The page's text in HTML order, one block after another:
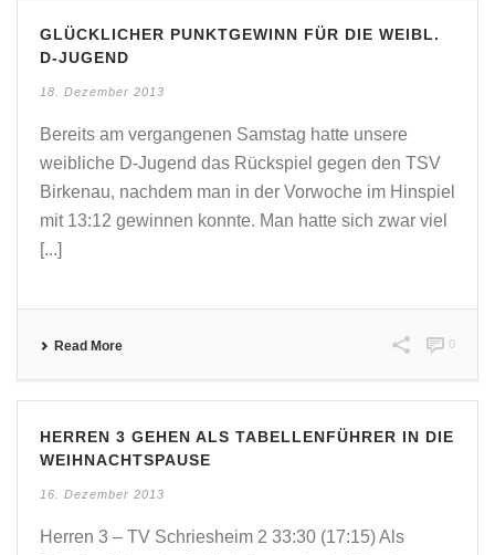
GLÜCKLICHER PUNKTGEWINN FÜR DIE WEIBL.
D-JUGEND
18. Dezember 2013
Bereits am vergangenen Samstag hatte unsere
weibliche D-Jugend das Rückspiel gegen den TSV
Birkenau, nachdem man in der Vorwoche im Hinspiel
mit 13:12 gewinnen konnte. Man hatte sich zwar viel
[...]
Read More 0
HERREN 3 GEHEN ALS TABELLENFÜHRER IN DIE
WEIHNACHTSPAUSE
16. Dezember 2013
Herren 3 – TV Schriesheim 2 33:30 (17:15) Als